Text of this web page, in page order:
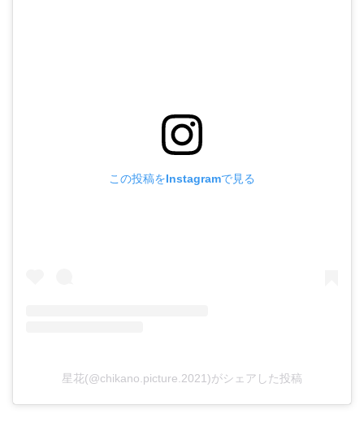
この投稿をInstagramで見る
星花(@chikano.picture.2021)がシェアした投稿